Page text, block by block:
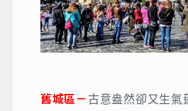
舊城區－ 古意盎然卻又生氣